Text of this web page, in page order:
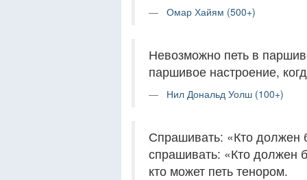
Омар Хайям (500+)
Невозможно петь в
паршивое настроение,
Нил Дональд Уолш (100+)
Спрашивать: «Кто должен
спрашивать: «Кто должен
кто может петь тенором.